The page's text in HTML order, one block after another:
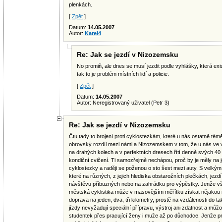
plenkách.
[ Zpět ]
Datum: 14.05.2007
Autor: Karel4
Re: Jak se jezdí v Nizozemsku
No promiň, ale dnes se musí jezdit podle vyhlášky, která
tak to je problém místních lidí a policie.
[ Zpět ]
Datum: 14.05.2007
Autor: Neregistrovaný uživatel (Petr 3)
Re: Jak se jezdí v Nizozemsku
Čtu tady to brojení proti cyklostezkám, které u nás ostatně
obrovský rozdíl mezi námi a Nizozemskem v tom, že u nás
na drahých kolech a v perfektních dresech řítí denně svých
kondiční cvičení. Ti samozřejmě nechápou, proč by je měly na
cyklostezky a raději se poženou o sto šest mezi auty. S
které na různých, z jejich hlediska obstarožních plečkách,
návštěvu příbuzných nebo na zahrádku pro výpěstky. Jenže
městská cyklistika může v masovějším měřítku získat
doprava na jeden, dva, tři kilometry, prostě na vzdálenosti do
jízdy nevyžadují speciální přípravu, výstroj ani zdatnost a
studentek přes pracující ženy i muže až po důchodce. Jenže